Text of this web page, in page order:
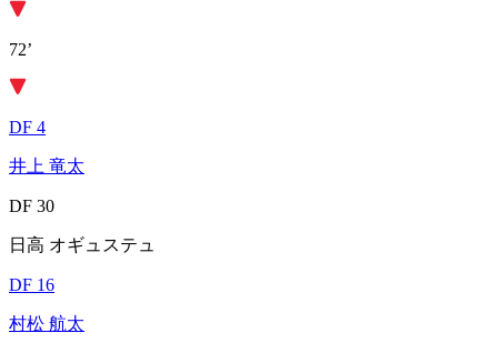
72’
DF 4
井上 竜太
DF 30
日高 オギュステュ
DF 16
村松 航太